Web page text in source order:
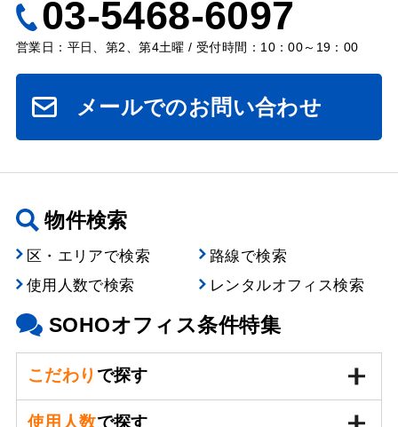
03-5468-6097
営業日：平日、第2、第4土曜 / 受付時間：10：00～19：00
メールでのお問い合わせ
物件検索
区・エリアで検索
路線で検索
使用人数で検索
レンタルオフィス検索
SOHOオフィス条件特集
こだわり で探す
使用人数で探す